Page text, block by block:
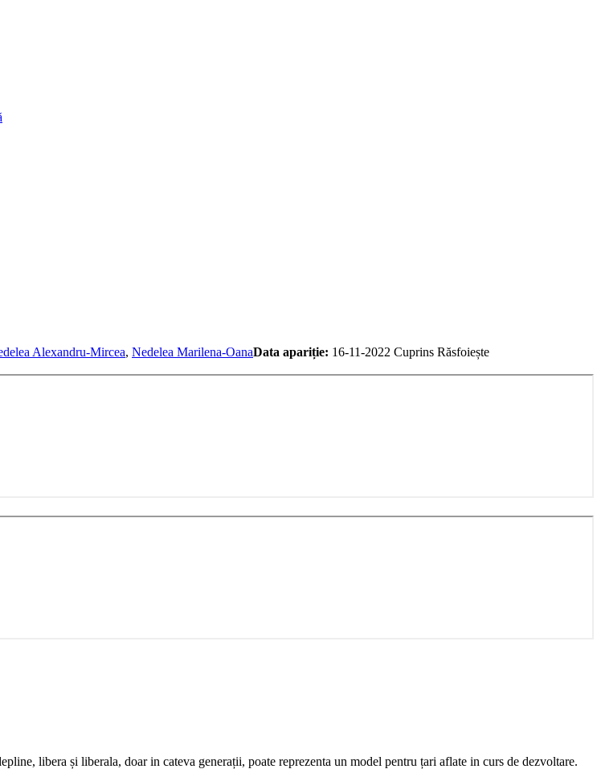
Alexandru-Mircea, Nedelea Marilena-OanaData apariție: 16-11-2022 Cuprins Răsfoiește
libera și liberala, doar in cateva generații, poate reprezenta un model pentru țari aflate in curs de dezvoltare.